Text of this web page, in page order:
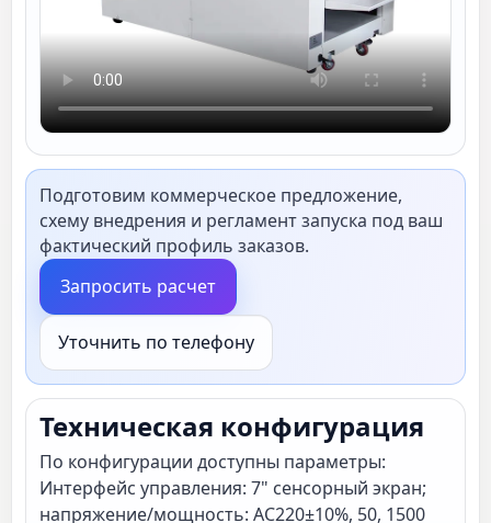
Подготовим коммерческое предложение,
схему внедрения и регламент запуска под ваш
фактический профиль заказов.
Запросить расчет
Уточнить по телефону
Техническая конфигурация
По конфигурации доступны параметры:
Интерфейс управления: 7" сенсорный экран;
напряжение/мощность: AC220±10%, 50, 1500